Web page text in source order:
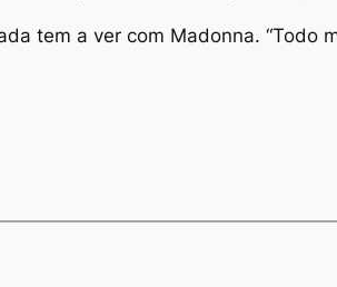
tem a ver com Madonna. “Todo